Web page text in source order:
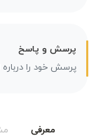
پرسش و پاسخ
پرسش خود را
معرفی